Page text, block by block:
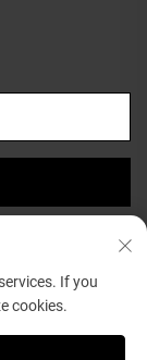
Wooden
If you
cookies.